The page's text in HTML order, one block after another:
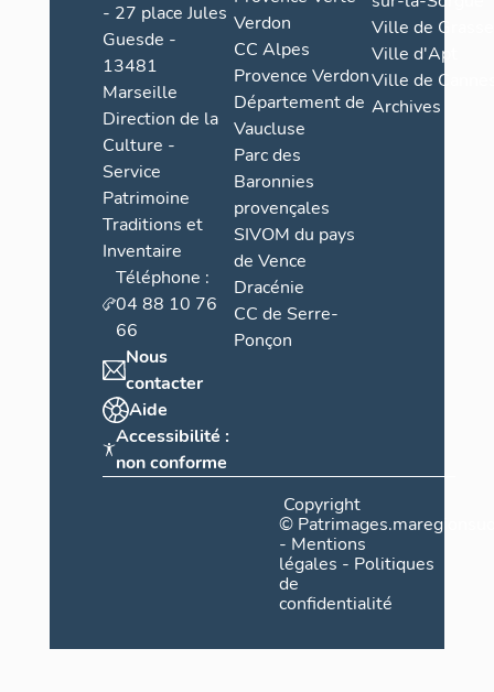
- 27 place Jules
Guesde -
13481
Marseille
Direction de la
Culture -
Service
Patrimoine
Traditions et
Inventaire
Téléphone :
04 88 10 76
66
Nous
contacter
Aide
Accessibilité :
non conforme
Verdon
CC Alpes
Provence Verdon
Département de
Vaucluse
Parc des
Baronnies
provençales
SIVOM du pays
de Vence
Dracénie
CC de Serre-
Ponçon
Ville de Grasse
Ville d'Apt
Ville de
Archives
Copyright
©
- Mentions
légales - Politiques
de
confidentialité